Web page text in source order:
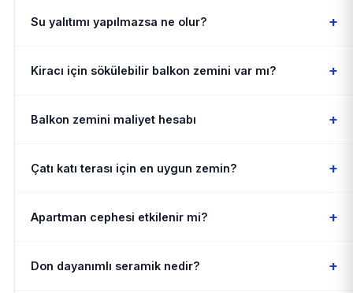
Su yalıtımı yapılmazsa ne olur? +
Kiracı için sökülebilir balkon zemini var mı? +
Balkon zemini maliyet hesabı +
Çatı katı terası için en uygun zemin? +
Apartman cephesi etkilenir mi? +
Don dayanımlı seramik nedir? +